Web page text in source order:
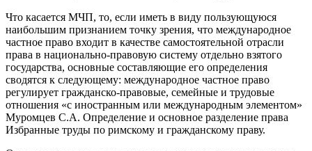
Что касается МЧП, то, если иметь в виду пользующуюся
наибольшим признанием точку зрения, что международное
частное право входит в качестве самостоятельной отрасли
права в национально-правовую систему отдельно взятого
государства, основные составляющие его определения
сводятся к следующему: международное частное право
регулирует гражданско-правовые, семейные и трудовые
отношения «с иностранным или международным элементом»
Муромцев С.А. Определение и основное разделение права
Избранные труды по римскому и гражданскому праву.